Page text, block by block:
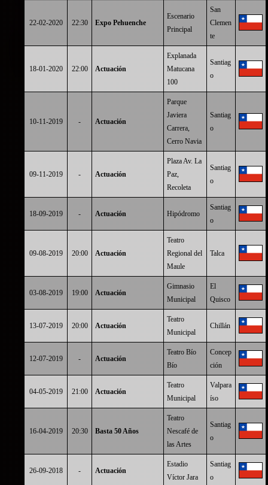
22-02-2020 22:30 Expo Pehuenche
Escenario
Principal
San
Clemen
te
18-01-2020 22:00 Actuación
Explanada
Matucana
100
Santiag
o
10-11-2019 - Actuación
Parque
Javiera
Carrera,
Cerro Navia
Santiag
o
09-11-2019 - Actuación
Plaza Av. La
Paz,
Recoleta
Santiag
o
18-09-2019 - Actuación Hipódromo
Santiag
o
09-08-2019 20:00 Actuación
Teatro
Regional del
Maule
Talca
03-08-2019 19:00 Actuación
Gimnasio
Municipal
El
Quisco
13-07-2019 20:00 Actuación
Teatro
Municipal
Chillán
12-07-2019 - Actuación
Teatro Bío
Bío
Concep
ción
04-05-2019 21:00 Actuación
Teatro
Municipal
Valpara
íso
16-04-2019 20:30 Basta 50 Años
Teatro
Nescafé de
las Artes
Santiag
o
26-09-2018 - Actuación
Estadio
Víctor Jara
Santiag
o